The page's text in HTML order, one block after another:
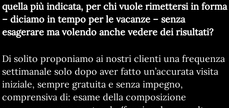
quella più indicata, per chi vuole rimettersi in forma
– diciamo in tempo per le vacanze – senza
esagerare ma volendo anche vedere dei risultati?
Di solito proponiamo ai nostri clienti una frequenza
settimanale solo dopo aver fatto un’accurata visita
iniziale, sempre gratuita e senza impegno,
comprensiva di: esame della composizione